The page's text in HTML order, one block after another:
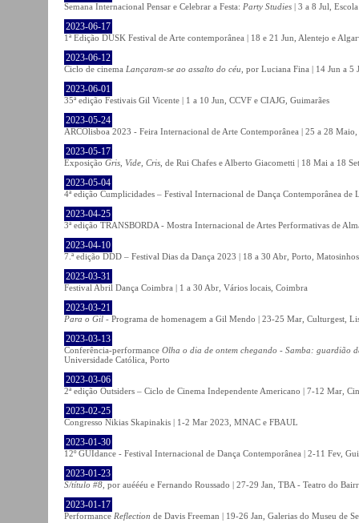
Semana Internacional Pensar e Celebrar a Festa: Party Studies | 3 a 8 Jul,
2023-06-17
1ª Edição DUSK Festival de Arte contemporânea | 18 e 21 Jun, Alentejo e
2023-06-12
Ciclo de cinema Lançaram-se ao assalto do céu , por Luciana Fina | 14 Jun a 5
2023-06-01
35ª edição Festivais Gil Vicente | 1 a 10 Jun, CCVF e CIAJG, Guimarães
2023-05-24
ARCOlisboa 2023 - Feira Internacional de Arte Contemporânea | 25 a 28
2023-05-17
Exposição Gris, Vide, Cris , de Rui Chafes e Alberto Giacometti | 18 Mai a 18
2023-05-04
4ª edição Cumplicidades – Festival Internacional de Dança Contemporânea
2023-04-25
3ª edição TRANSBORDA - Mostra Internacional de Artes Performativas de
2023-04-10
7.ª edição DDD – Festival Dias da Dança 2023 | 18 a 30 Abr, Porto,
2023-03-31
Festival Abril Dança Coimbra | 1 a 30 Abr, Vários locais, Coimbra
2023-03-21
Para o Gil - Programa de homenagem a Gil Mendo | 23-25 Mar, Culturgest,
2023-03-13
Conferência-performance Olha o dia de ontem chegando - Samba: guardião
Universidade Católica, Porto
2023-03-06
2ª edição Outsiders – Ciclo de Cinema Independente Americano | 7-12 Mar,
2023-02-25
Congresso Nikias Skapinakis | 1-2 Mar 2023, MNAC e FBAUL
2023-01-30
12º GUIdance - Festival Internacional de Dança Contemporânea | 2-11 Fev,
2023-01-23
S/título #8 , por auéééu e Fernando Roussado | 27-29 Jan, TBA - Teatro do
2023-01-17
Performance Reflection de Davis Freeman | 19-26 Jan, Galerias do Museu de